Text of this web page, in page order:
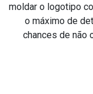
moldar o logotipo
o máximo de
chances de não